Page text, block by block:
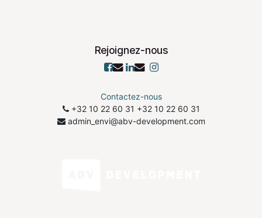
Rejoignez-nous
Contactez-nous
+32 10 22 60 31 ​+32 10 22 60 31
admin_envi@abv-development.com